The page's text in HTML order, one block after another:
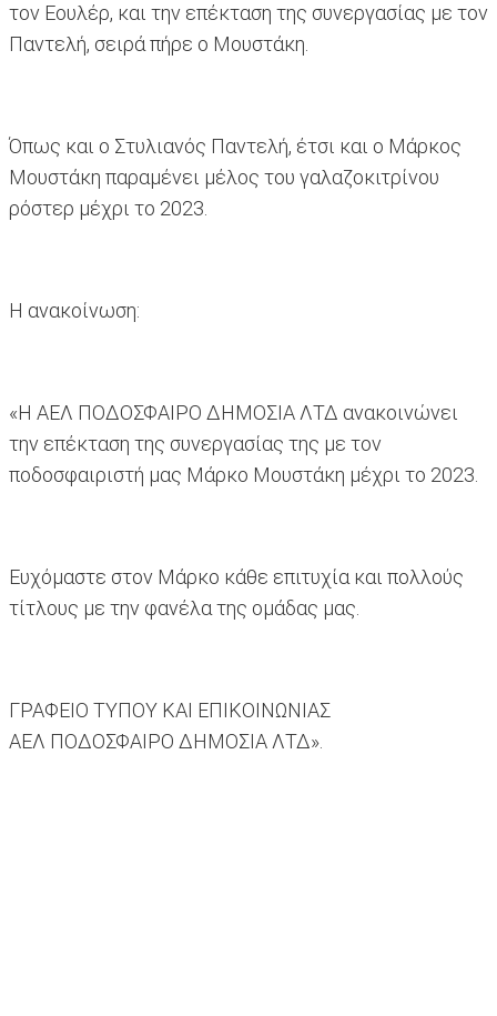
τον Εουλέρ, και την επέκταση της συνεργασίας με τον
Παντελή, σειρά πήρε ο Μουστάκη.
Όπως και ο Στυλιανός Παντελή, έτσι και ο Μάρκος
Μουστάκη παραμένει μέλος του γαλαζοκιτρίνου
ρόστερ μέχρι το 2023.
Η ανακοίνωση:
«Η ΑΕΛ ΠΟΔΟΣΦΑΙΡΟ ΔΗΜΟΣΙΑ ΛΤΔ ανακοινώνει
την επέκταση της συνεργασίας της με τον
ποδοσφαιριστή μας Μάρκο Μουστάκη μέχρι το 2023.
Ευχόμαστε στον Μάρκο κάθε επιτυχία και πολλούς
τίτλους με την φανέλα της ομάδας μας.
ΓΡΑΦΕΙΟ ΤΥΠΟΥ ΚΑΙ ΕΠΙΚΟΙΝΩΝΙΑΣ
ΑΕΛ ΠΟΔΟΣΦΑΙΡΟ ΔΗΜΟΣΙΑ ΛΤΔ».